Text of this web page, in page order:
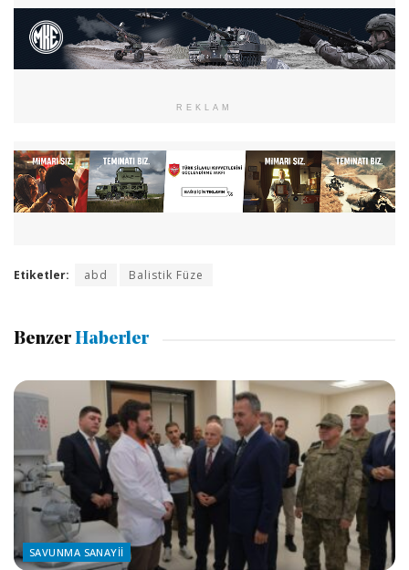
REKLAM
Etiketler: abd Balistik Füze
Benzer Haberler
SAVUNMA SANAYII